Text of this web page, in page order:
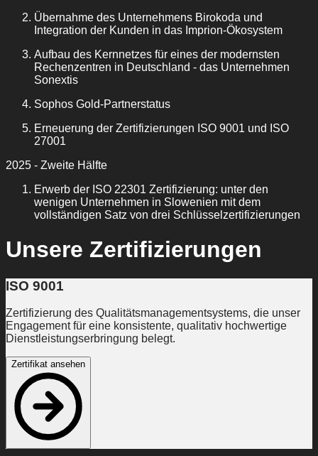
Übernahme des Unternehmens Birokoda und
Integration der Kunden in das Imprion-Ökosystem
Aufbau des Kernnetzes für eines der modernsten
Rechenzentren in Deutschland - das Unternehmen
Sonextis
Sophos Gold-Partnerstatus
Erneuerung der Zertifizierungen ISO 9001 und ISO
27001
2025 - Zweite Hälfte
Erwerb der ISO 22301 Zertifizierung: unter den
wenigen Unternehmen in Slowenien mit dem
vollständigen Satz von drei Schlüsselzertifizierungen
Unsere Zertifizierungen
ISO 9001
Zertifizierung des Qualitätsmanagementsystems, die unser
Engagement für eine konsistente, qualitativ hochwertige
Dienstleistungserbringung belegt.
Zertifikat ansehen